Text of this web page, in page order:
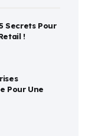
Secrets Pour
!
Pour Une